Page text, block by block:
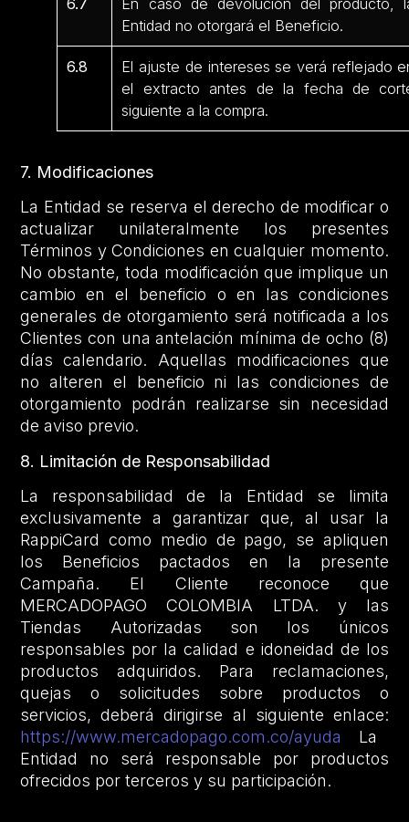
6.7
En caso de devolución del producto,
Entidad no otorgará el Beneficio.
6.8
El ajuste de intereses se verá reflejado
el extracto antes de la fecha de
siguiente a la compra.
7. Modificaciones
La Entidad se reserva el derecho de modificar o
actualizar unilateralmente los presentes
Términos y Condiciones en cualquier momento.
No obstante, toda modificación que implique un
cambio en el beneficio o en las condiciones
generales de otorgamiento será notificada a los
Clientes con una antelación mínima de ocho (8)
días calendario. Aquellas modificaciones que
no alteren el beneficio ni las condiciones de
otorgamiento podrán realizarse sin necesidad
de aviso previo.
8. Limitación de Responsabilidad
La responsabilidad de la Entidad se limita
exclusivamente a garantizar que, al usar la
RappiCard como medio de pago, se apliquen
los Beneficios pactados en la presente
Campaña. El Cliente reconoce que
MERCADOPAGO COLOMBIA LTDA. y las
Tiendas Autorizadas son los únicos
responsables por la calidad e idoneidad de los
productos adquiridos. Para reclamaciones,
quejas o solicitudes sobre productos o
servicios, deberá dirigirse al siguiente enlace:
https://www.mercadopago.com.co/ayuda
La
Entidad no será responsable por productos
ofrecidos por terceros y su participación.